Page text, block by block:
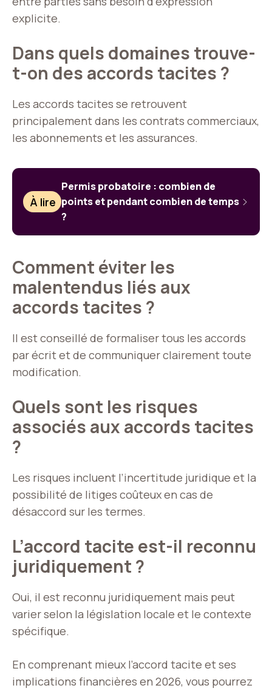
explicite.
Dans quels domaines trouve-
t-on des accords tacites ?
Les accords tacites se retrouvent
principalement dans les contrats commerciaux,
les abonnements et les assurances.
À lire
Permis probatoire : combien de
points et pendant combien de temps
?
Comment éviter les
malentendus liés aux
accords tacites ?
Il est conseillé de formaliser tous les accords
par écrit et de communiquer clairement toute
modification.
Quels sont les risques
associés aux accords tacites
?
Les risques incluent l’incertitude juridique et la
possibilité de litiges coûteux en cas de
désaccord sur les termes.
L’accord tacite est-il reconnu
juridiquement ?
Oui, il est reconnu juridiquement mais peut
varier selon la législation locale et le contexte
spécifique.
En comprenant mieux l’accord tacite et ses
implications financières en 2026, vous pourrez